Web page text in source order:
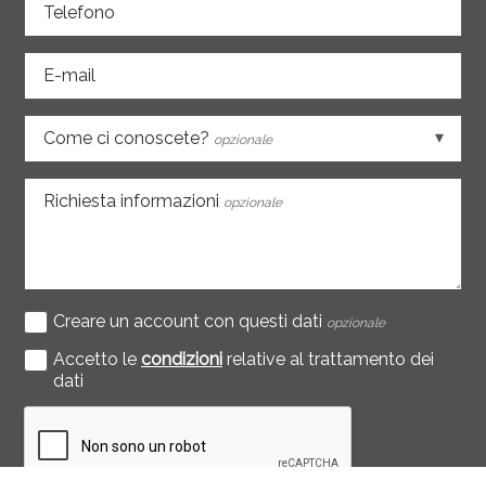
Telefono
E-mail
Come ci conoscete? opzionale
Richiesta informazioni opzionale
Creare un account con questi dati opzionale
Accetto le condizionirelative al trattamento dei
dati